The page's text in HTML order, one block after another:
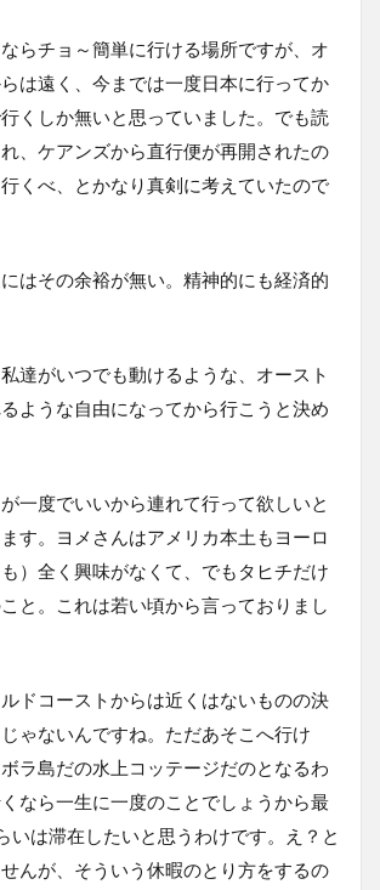
らチョ～簡単に行ける場所ですが、オ
は遠く、今までは一度日本に行ってか
くしか無いと思っていました。でも読
、ケアンズから直行便が再開されたの
くべ、とかなり真剣に考えていたので
はその余裕が無い。精神的にも経済的
達がいつでも動けるような、オースト
ような自由になってから行こうと決め
一度でいいから連れて行って欲しいと
す。ヨメさんはアメリカ本土もヨーロ
）全く興味がなくて、でもタヒチだけ
と。これは若い頃から言っておりまし
ドコーストからは近くはないものの決
ゃないんですね。ただあそこへ行け
ラ島だの水上コッテージだのとなるわ
なら一生に一度のことでしょうから最
いは滞在したいと思うわけです。え？と
んが、そういう休暇のとり方をするの